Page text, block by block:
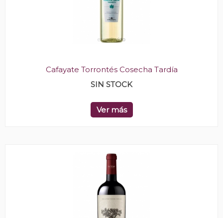
Cafayate Torrontés Cosecha Tardía
SIN STOCK
Ver más